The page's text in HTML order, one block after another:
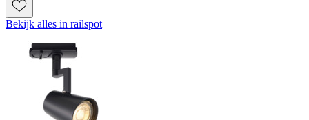
Bekijk alles in railspot